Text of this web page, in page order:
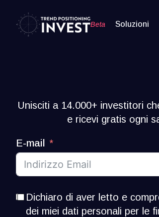
Beta Soluzioni
Unisciti a 14.000+ investitori
e ricevi gratis ogni
E-mail
Dichiaro di aver letto e
dei miei dati personali per le